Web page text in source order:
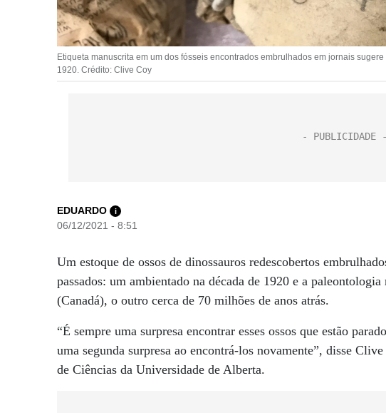
Etiqueta manuscrita em um dos fósseis encontrados embrulhados em jornais
1920. Crédito: Clive Coy
EDUARDO i
06/12/2021 - 8:51
Um estoque de ossos de dinossauros redescobertos
passados: um ambientado na década de 1920 e a
(Canadá), o outro cerca de 70 milhões de anos atrás.
“É sempre uma surpresa encontrar esses ossos que estão
uma segunda surpresa ao encontrá-los novamente”, disse
de Ciências da Universidade de Alberta.